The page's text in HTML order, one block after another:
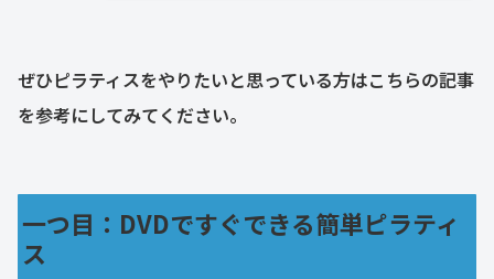
ぜひピラティスをやりたいと思っている方はこちらの記事
を参考にしてみてください。
一つ目：DVDですぐできる簡単ピラティ
ス